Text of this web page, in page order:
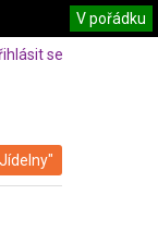
se
V pořádku